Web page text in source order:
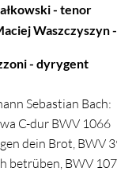
- tenor
Waszczyszyn
- dyrygent
Sebastian Bach:
C-dur BWV 1066
dein Brot, BWV
betrüben, BWV 107